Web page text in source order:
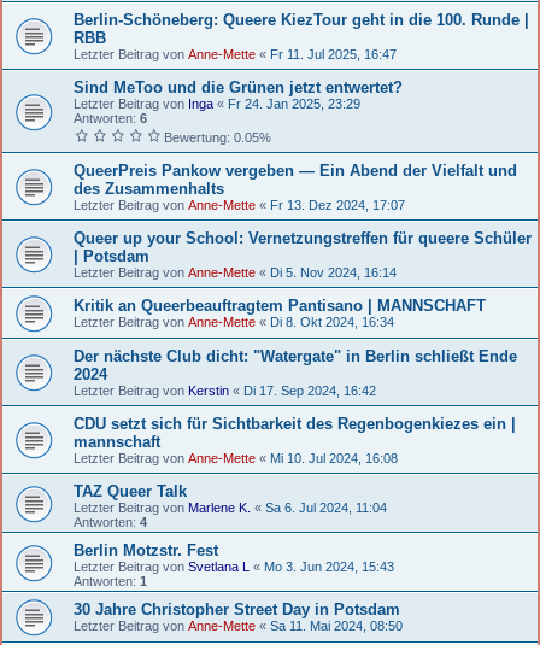
Berlin-Schöneberg: Queere KiezTour geht in die 100. Runde |
RBB
Letzter Beitrag von Anne-Mette « Fr 11. Jul 2025, 16:47
Sind MeToo und die Grünen jetzt entwertet?
Letzter Beitrag von Inga « Fr 24. Jan 2025, 23:29
Antworten: 6
Bewertung: 0.05%
QueerPreis Pankow vergeben — Ein Abend der Vielfalt und
des Zusammenhalts
Letzter Beitrag von Anne-Mette « Fr 13. Dez 2024, 17:07
Queer up your School: Vernetzungstreffen für queere Schüler
| Potsdam
Letzter Beitrag von Anne-Mette « Di 5. Nov 2024, 16:14
Kritik an Queerbeauftragtem Pantisano | MANNSCHAFT
Letzter Beitrag von Anne-Mette « Di 8. Okt 2024, 16:34
Der nächste Club dicht: "Watergate" in Berlin schließt Ende
2024
Letzter Beitrag von Kerstin « Di 17. Sep 2024, 16:42
CDU setzt sich für Sichtbarkeit des Regenbogenkiezes ein |
mannschaft
Letzter Beitrag von Anne-Mette « Mi 10. Jul 2024, 16:08
TAZ Queer Talk
Letzter Beitrag von Marlene K. « Sa 6. Jul 2024, 11:04
Antworten: 4
Berlin Motzstr. Fest
Letzter Beitrag von Svetlana L « Mo 3. Jun 2024, 15:43
Antworten: 1
30 Jahre Christopher Street Day in Potsdam
Letzter Beitrag von Anne-Mette « Sa 11. Mai 2024, 08:50